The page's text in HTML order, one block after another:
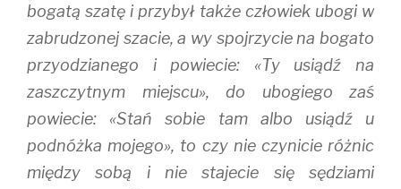
bogatą szatę i przybył także człowiek ubogi w
zabrudzonej szacie, a wy spojrzycie na bogato
przyodzianego i powiecie: «Ty usiądź na
zaszczytnym miejscu», do ubogiego zaś
powiecie: «Stań sobie tam albo usiądź u
podnóżka mojego», to czy nie czynicie różnic
między sobą i nie stajecie się sędziami